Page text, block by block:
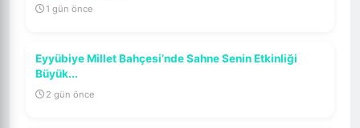
1 gün önce
Eyyübiye Millet Bahçesi’nde Sahne Senin Etkinliği
Büyük...
2 gün önce